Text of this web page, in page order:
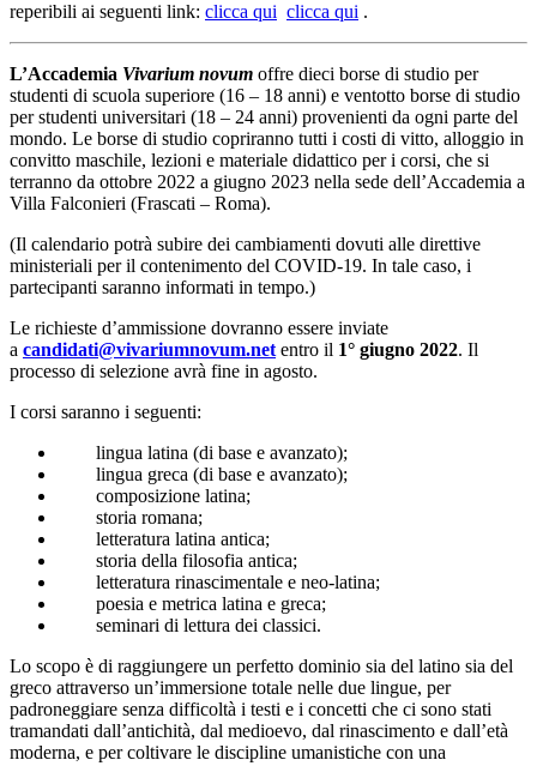
reperibili ai seguenti link: clicca qui clicca qui .
L’Accademia Vivarium novum offre dieci borse di studio per
studenti di scuola superiore (16 – 18 anni) e ventotto borse di studio
per studenti universitari (18 – 24 anni) provenienti da ogni parte del
mondo. Le borse di studio copriranno tutti i costi di vitto, alloggio in
convitto maschile, lezioni e materiale didattico per i corsi, che si
terranno da ottobre 2022 a giugno 2023 nella sede dell’Accademia a
Villa Falconieri (Frascati – Roma).
(Il calendario potrà subire dei cambiamenti dovuti alle direttive
ministeriali per il contenimento del COVID-19. In tale caso, i
partecipanti saranno informati in tempo.)
Le richieste d’ammissione dovranno essere inviate
a candidati@vivariumnovum.net entro il 1° giugno 2022. Il
processo di selezione avrà fine in agosto.
I corsi saranno i seguenti:
lingua latina (di base e avanzato);
lingua greca (di base e avanzato);
composizione latina;
storia romana;
letteratura latina antica;
storia della filosofia antica;
letteratura rinascimentale e neo-latina;
poesia e metrica latina e greca;
seminari di lettura dei classici.
Lo scopo è di raggiungere un perfetto dominio sia del latino sia del
greco attraverso un’immersione totale nelle due lingue, per
padroneggiare senza difficoltà i testi e i concetti che ci sono stati
tramandati dall’antichità, dal medioevo, dal rinascimento e dall’età
moderna, e per coltivare le discipline umanistiche con una